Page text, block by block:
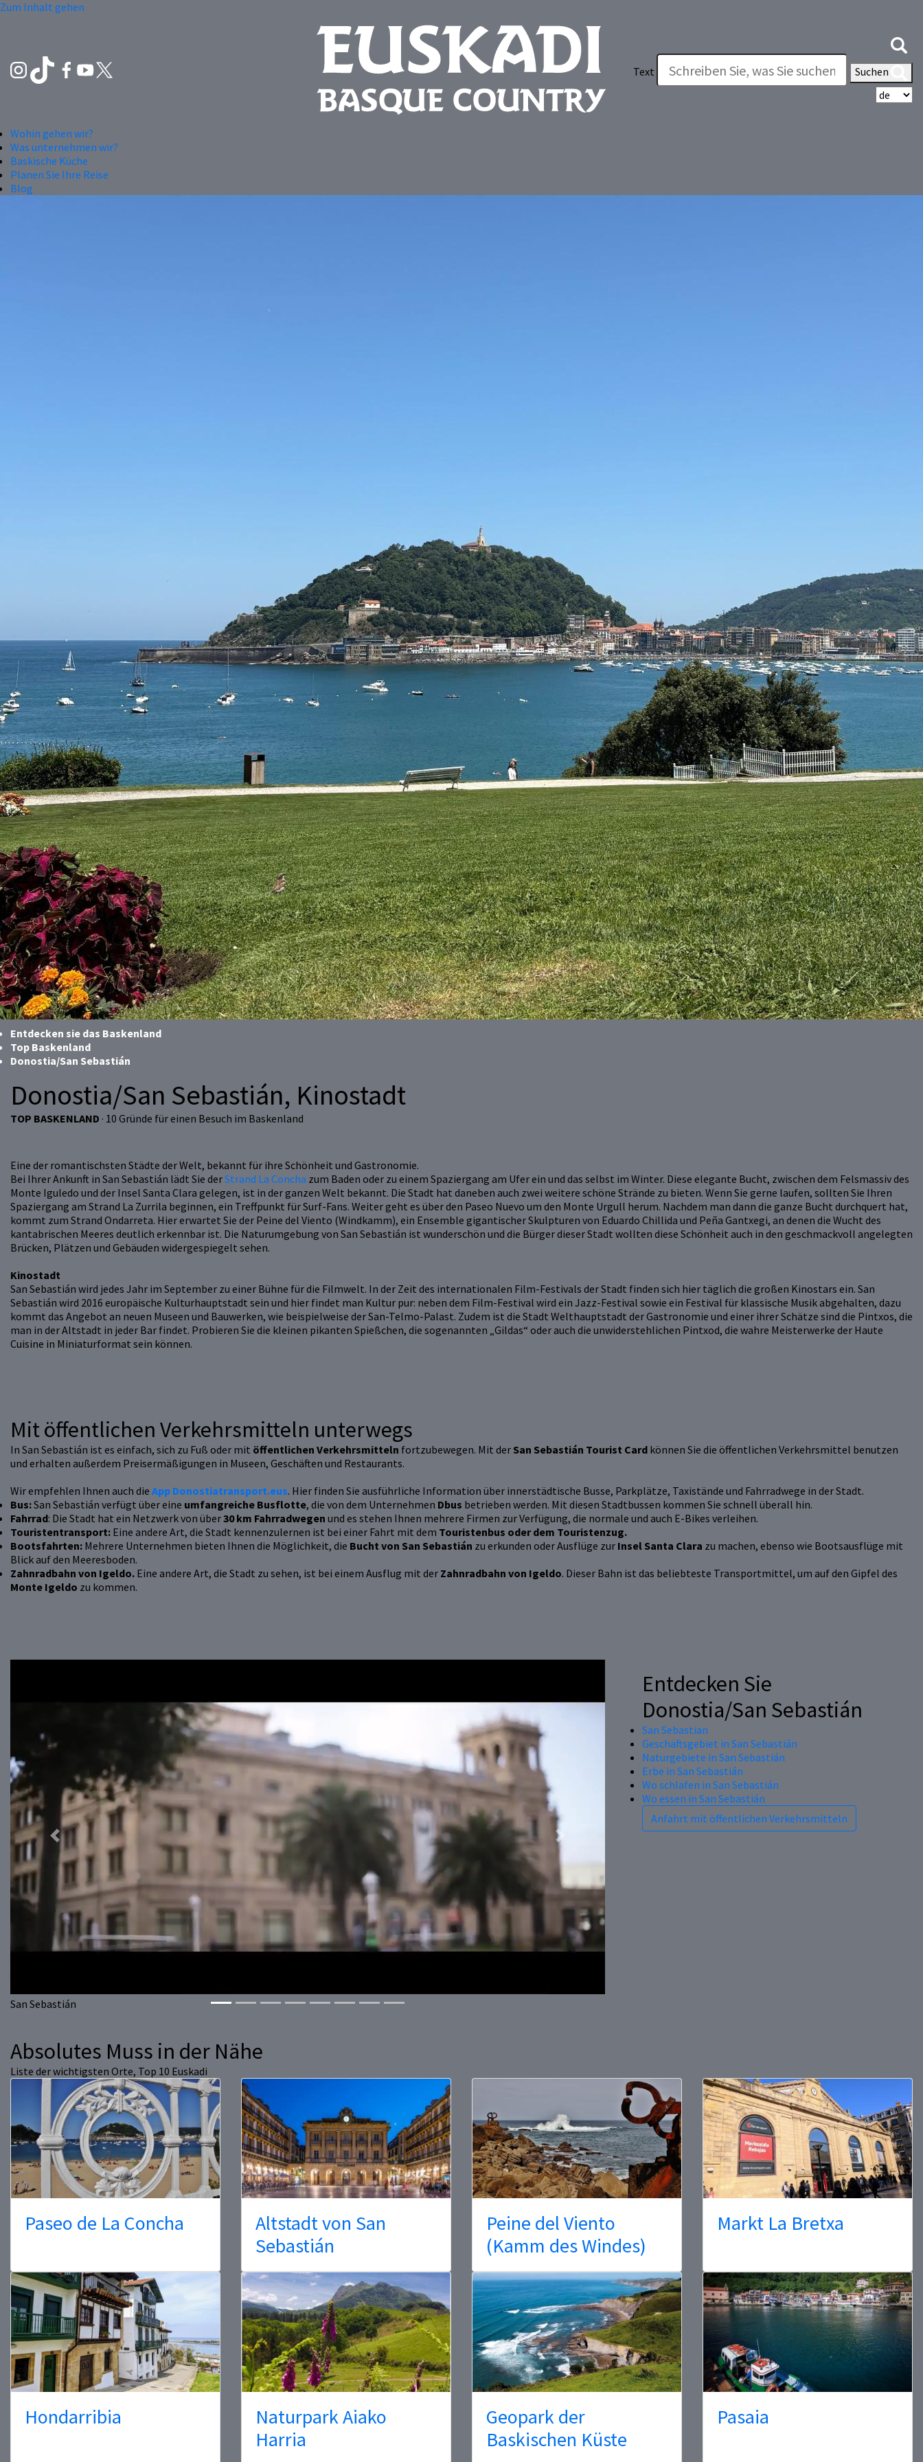
Zum Inhalt gehen
Text
Suchen
Wohin gehen wir?
Was unternehmen wir?
Baskische Küche
Planen Sie Ihre Reise
Blog
Entdecken sie das Baskenland
Top Baskenland
Donostia/San Sebastián
Donostia/San Sebastián, Kinostadt
TOP BASKENLAND · 10 Gründe für einen Besuch im Baskenland
Eine der romantischsten Städte der Welt, bekannt für ihre Schönheit und Gastronomie.
Bei Ihrer Ankunft in San Sebastián lädt Sie derStrand La Concha zum Baden oder zu einem Spaziergang am Ufer ein und das selbst im Winter. Diese elegante Bucht, zwischen dem Felsmassiv des
Monte Iguledo und der Insel Santa Clara gelegen, ist in der ganzen Welt bekannt. Die Stadt hat daneben auch zwei weitere schöne Strände zu bieten. Wenn Sie gerne laufen, sollten Sie Ihren
Spaziergang am Strand La Zurrila beginnen, ein Treffpunkt für Surf-Fans. Weiter geht es über den Paseo Nuevo um den Monte Urgull herum. Nachdem man dann die ganze Bucht durchquert hat,
kommt zum Strand Ondarreta. Hier erwartet Sie der Peine del Viento (Windkamm), ein Ensemble gigantischer Skulpturen von Eduardo Chillida und Peña Gantxegi, an denen die Wucht des
kantabrischen Meeres deutlich erkennbar ist. Die Naturumgebung von San Sebastián ist wunderschön und die Bürger dieser Stadt wollten diese Schönheit auch in den geschmackvoll angelegten
Brücken, Plätzen und Gebäuden widergespiegelt sehen.
Kinostadt
San Sebastián wird jedes Jahr im September zu einer Bühne für die Filmwelt. In der Zeit des internationalen Film-Festivals der Stadt finden sich hier täglich die großen Kinostars ein. San
Sebastián wird 2016 europäische Kulturhauptstadt sein und hier findet man Kultur pur: neben dem Film-Festival wird ein Jazz-Festival sowie ein Festival für klassische Musik abgehalten, dazu
kommt das Angebot an neuen Museen und Bauwerken, wie beispielweise der San-Telmo-Palast. Zudem ist die Stadt Welthauptstadt der Gastronomie und einer ihrer Schätze sind die Pintxos, die
man in der Altstadt in jeder Bar findet. Probieren Sie die kleinen pikanten Spießchen, die sogenannten „Gildas“ oder auch die unwiderstehlichen Pintxod, die wahre Meisterwerke der Haute
Cuisine in Miniaturformat sein können.
Mit öffentlichen Verkehrsmitteln unterwegs
In San Sebastián ist es einfach, sich zu Fuß oder mit öffentlichen Verkehrsmitteln fortzubewegen. Mit der San Sebastián Tourist Card können Sie die öffentlichen Verkehrsmittel benutzen
und erhalten außerdem Preisermäßigungen in Museen, Geschäften und Restaurants.
Wir empfehlen Ihnen auch die App Donostiatransport.eus. Hier finden Sie ausführliche Information über innerstädtische Busse, Parkplätze, Taxistände und Fahrradwege in der Stadt.
Bus:San Sebastián verfügt über eine umfangreiche Busflotte, die von dem Unternehmen Dbus betrieben werden. Mit diesen Stadtbussen kommen Sie schnell überall hin.
Fahrrad: Die Stadt hat ein Netzwerk von über30 km Fahrradwegen und es stehen Ihnen mehrere Firmen zur Verfügung, die normale und auch E-Bikes verleihen.
Touristentransport: Eine andere Art, die Stadt kennenzulernen ist bei einer Fahrt mit dem Touristenbus oder dem Touristenzug.
Bootsfahrten: Mehrere Unternehmen bieten Ihnen die Möglichkeit, die Bucht von San Sebastián zu erkunden oder Ausflüge zur Insel Santa Clara zu machen, ebenso wie Bootsausflüge mit
Blick auf den Meeresboden.
Zahnradbahn von Igeldo. Eine andere Art, die Stadt zu sehen, ist bei einem Ausflug mit der Zahnradbahn von Igeldo. Dieser Bahn ist das beliebteste Transportmittel, um auf den Gipfel des
Monte Igeldo zu kommen.
San Sebastián
Previous Next
Entdecken Sie
Donostia/San Sebastián
San Sebastian
Geschäftsgebiet in San Sebastián
Naturgebiete in San Sebastián
Erbe in San Sebastián
Wo schlafen in San Sebastián
Wo essen in San Sebastián
Anfahrt mit öffentlichen Verkehrsmitteln
Absolutes Muss in der Nähe
Liste der wichtigsten Orte, Top 10 Euskadi
Paseo de La Concha
Altstadt von San
Sebastián
Peine del Viento
(Kamm des Windes)
Markt La Bretxa
Hondarribia
Naturpark Aiako
Harria
Geopark der
Baskischen Küste
Pasaia